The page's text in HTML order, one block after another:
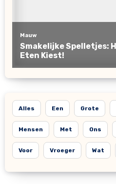
Alles Een Grote
Mensen Met Ons
Voor Vroeger Wat